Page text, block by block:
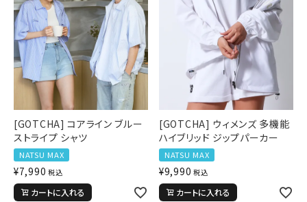
[GOTCHA] コアライン ブルー
ストライプ シャツ
NATSU MAX
¥7,990 税込
カートに入れる
[GOTCHA] ウィメンズ 多機能
ハイブリッド ジップパーカー
NATSU MAX
¥9,990 税込
カートに入れる